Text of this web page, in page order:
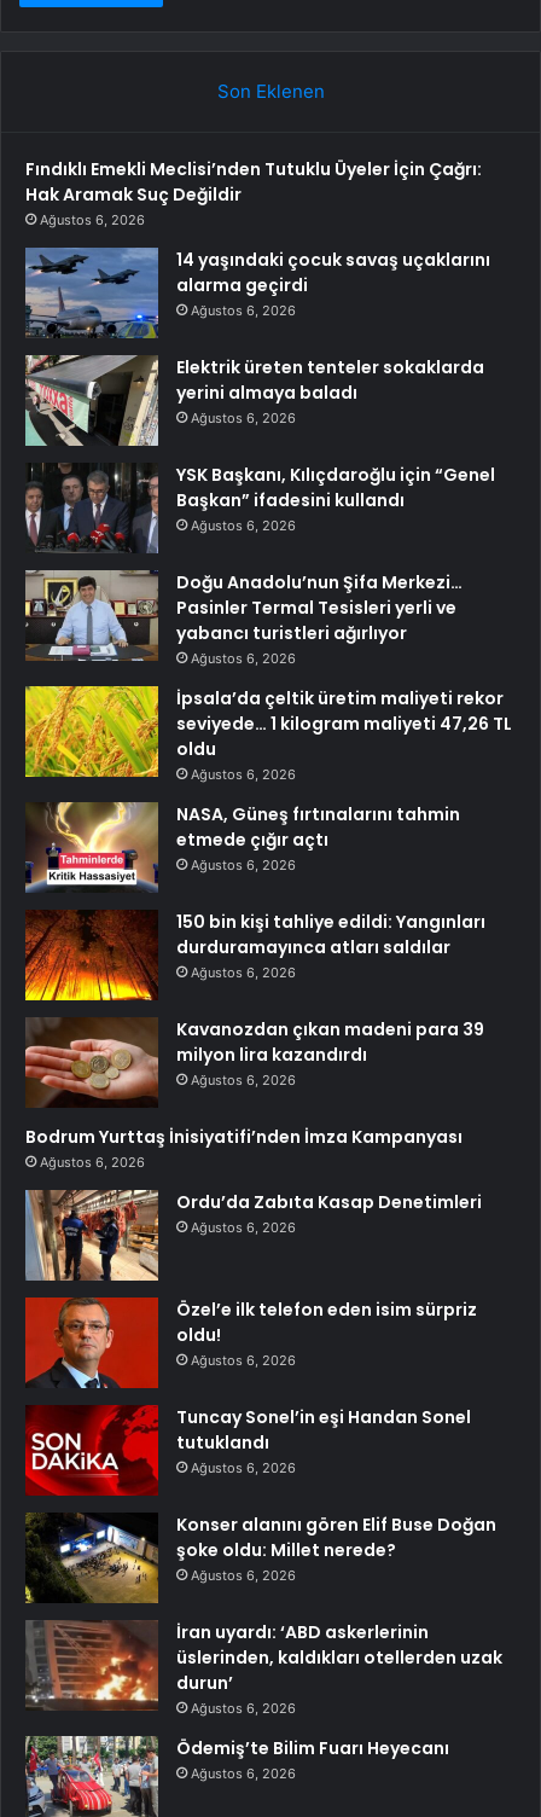
Son Eklenen
Fındıklı Emekli Meclisi’nden Tutuklu Üyeler İçin Çağrı:
Hak Aramak Suç Değildir
Ağustos 6, 2026
14 yaşındaki çocuk savaş uçaklarını
alarma geçirdi
Ağustos 6, 2026
Elektrik üreten tenteler sokaklarda
yerini almaya baladı
Ağustos 6, 2026
YSK Başkanı, Kılıçdaroğlu için “Genel
Başkan” ifadesini kullandı
Ağustos 6, 2026
Doğu Anadolu’nun Şifa Merkezi…
Pasinler Termal Tesisleri yerli ve
yabancı turistleri ağırlıyor
Ağustos 6, 2026
İpsala’da çeltik üretim maliyeti rekor
seviyede… 1 kilogram maliyeti 47,26 TL
oldu
Ağustos 6, 2026
NASA, Güneş fırtınalarını tahmin
etmede çığır açtı
Ağustos 6, 2026
150 bin kişi tahliye edildi: Yangınları
durduramayınca atları saldılar
Ağustos 6, 2026
Kavanozdan çıkan madeni para 39
milyon lira kazandırdı
Ağustos 6, 2026
Bodrum Yurttaş İnisiyatifi’nden İmza Kampanyası
Ağustos 6, 2026
Ordu’da Zabıta Kasap Denetimleri
Ağustos 6, 2026
Özel’e ilk telefon eden isim sürpriz
oldu!
Ağustos 6, 2026
Tuncay Sonel’in eşi Handan Sonel
tutuklandı
Ağustos 6, 2026
Konser alanını gören Elif Buse Doğan
şoke oldu: Millet nerede?
Ağustos 6, 2026
İran uyardı: ‘ABD askerlerinin
üslerinden, kaldıkları otellerden uzak
durun’
Ağustos 6, 2026
Ödemiş’te Bilim Fuarı Heyecanı
Ağustos 6, 2026